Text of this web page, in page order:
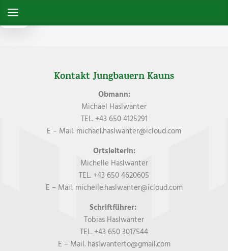
Kontakt Jungbauern Kauns
Obmann:
Michael Haslwanter
TEL. +43 650 4125291
E – Mail. michael.haslwanter@icloud.com
Ortsleiterin:
Michelle Haslwanter
TEL. +43 650 4620605
E – Mail. michelle.haslwanter@icloud.com
Schriftführer:
Tobias Haslwanter
TEL. +43 650 3017544
E – Mail. haslwanterto@gmail.com